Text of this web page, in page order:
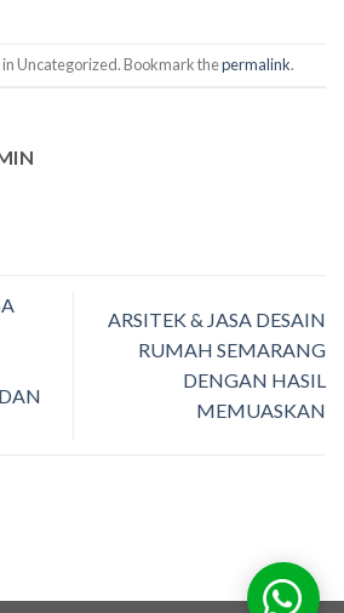
Uncategorized. Bookmark thepermalink.
ARSITEK & JASA DESAIN
RUMAH SEMARANG
DENGAN HASIL
MEMUASKAN